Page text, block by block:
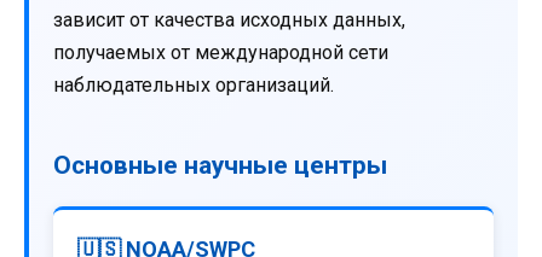
зависит от качества исходных данных,
получаемых от международной сети
наблюдательных организаций.
Основные научные центры
🇺🇸 NOAA/SWPC